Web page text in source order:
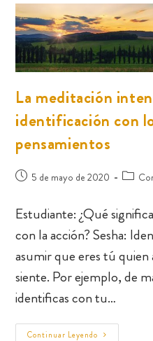
La meditación
identificación con
pensamientos
5 de mayo de 2020
Estudiante: ¿Qué
con la acción? Sesha:
asumir que eres tú quien
siente. Por ejemplo, de
identificas con tu…
Continuar Leyendo